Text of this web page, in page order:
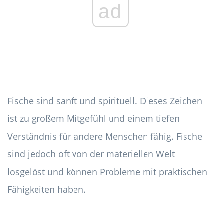
ad
Fische sind sanft und spirituell. Dieses Zeichen
ist zu großem Mitgefühl und einem tiefen
Verständnis für andere Menschen fähig. Fische
sind jedoch oft von der materiellen Welt
losgelöst und können Probleme mit praktischen
Fähigkeiten haben.